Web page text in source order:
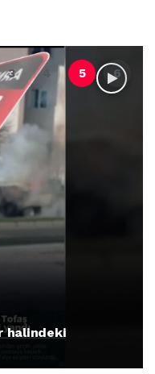
halindeki